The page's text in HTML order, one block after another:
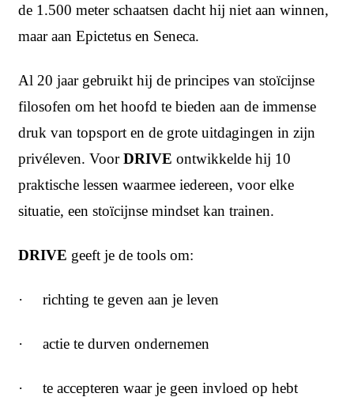
de 1.500 meter schaatsen dacht hij niet aan winnen,
maar aan Epictetus en Seneca.
Al 20 jaar gebruikt hij de principes van stoïcijnse
filosofen om het hoofd te bieden aan de immense
druk van topsport en de grote uitdagingen in zijn
privéleven. VoorDRIVE ontwikkelde hij 10
praktische lessen waarmee iedereen, voor elke
situatie, een stoïcijnse mindset kan trainen.
DRIVE geeft je de tools om:
· richting te geven aan je leven
· actie te durven ondernemen
· te accepteren waar je geen invloed op hebt